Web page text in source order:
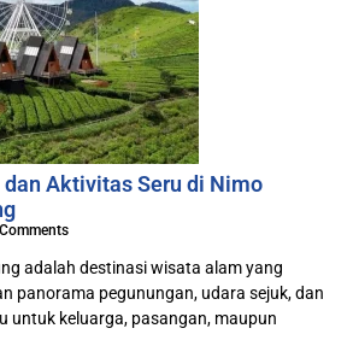
Aktivitas Seru di Nimo
adalah destinasi wisata alam yang
panorama pegunungan, udara sejuk, dan
untuk keluarga, pasangan, maupun